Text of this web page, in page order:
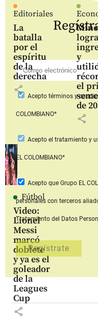
Editoriales
La
batalla
por el
espíritu
de la
derecha
share
logra
y
el
de
share
Fútbol
Video:
Lionel
Messi
marcó
doblete
y ya es el
goleador
de la
Leagues
Cup
share
Aceptotérminos y
COLOMBIANO*
Acepto el tratamiento y
EL COLOMBIANO*
Acepto que Grupo EL
personales con terceros
Tratamiento del Datos